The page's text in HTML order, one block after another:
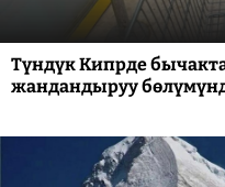
Түндүк Кипрде
жандандыруу